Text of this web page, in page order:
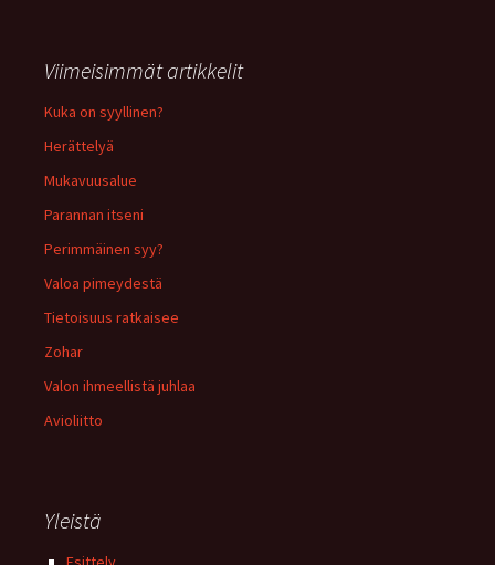
Viimeisimmät artikkelit
Kuka on syyllinen?
Herättelyä
Mukavuusalue
Parannan itseni
Perimmäinen syy?
Valoa pimeydestä
Tietoisuus ratkaisee
Zohar
Valon ihmeellistä juhlaa
Avioliitto
Yleistä